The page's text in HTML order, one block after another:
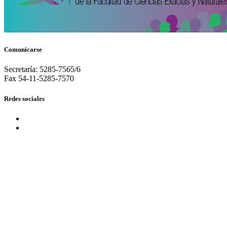
Comunicarse
Secretaría: 5285-7565/6
Fax 54-11-5285-7570
Redes sociales